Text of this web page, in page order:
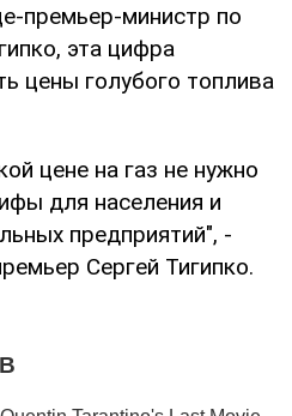
премьер-министр по
эта цифра
цены голубого топлива
цене на газ не нужно
для населения и
предприятий", -
Сергей Тигипко.